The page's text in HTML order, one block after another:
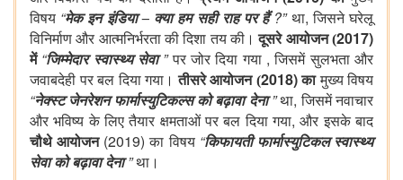
विषय “मेक इन इंडिया – क्या हम सही राह पर हैं?” था,जिसने घरेलू
विनिर्माण और आत्मनिर्भरता की दिशा तय की। दूसरे आयोजन (2017)
में “जिम्मेदार स्वास्थ्य सेवा” पर जोर दिया गया,जिसमें सुलभता और
जवाबदेही पर बल दिया गया। तीसरे आयोजन (2018)का मुख्य विषय
“नेक्स्ट जेनरेशन फार्मास्युटिकल्स को बढ़ावा देना” था,जिसमें नवाचार
और भविष्य के लिए तैयार क्षमताओं पर बल दिया गया,और इसके बाद
चौथे आयोजन(2019)का विषय “किफायती फार्मास्युटिकल स्वास्थ्य
सेवा को बढ़ावा देना” था।